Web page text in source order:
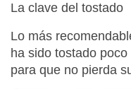
La clave del tostado
Lo más
ha sido tostado
para que no pierda